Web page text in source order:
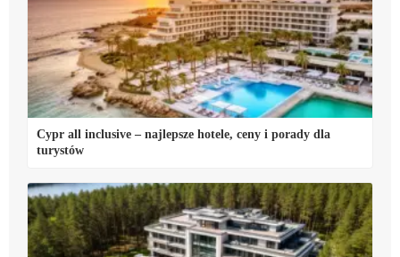
Cypr all inclusive – najlepsze hotele, ceny i porady dla
turystów